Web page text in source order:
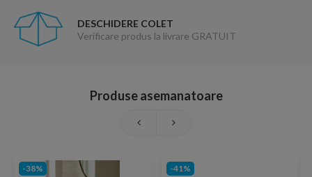
DESCHIDERE COLET
Verificare produs la livrare GRATUIT
Produse asemanatoare
-38% -41%